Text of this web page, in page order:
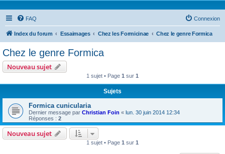
FAQ Connexion
Index du forum Essaimages Chez les Formicinae Chez le genre Formica
Chez le genre Formica
Nouveau sujet
1 sujet • Page 1 sur 1
Sujets
Formica cunicularia
Dernier message par Christian Foin « lun. 30 juin 2014 12:34
Réponses : 2
Nouveau sujet
1 sujet • Page 1 sur 1